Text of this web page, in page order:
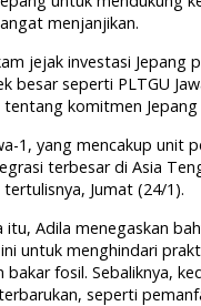
menjanjikan.
jejak investasi
besar seperti PLTGU
komitmen
1, yang mencakup unit
terbesar di Asia
Jumat (24/1).
itu, Adila menegaskan
untuk menghindari
bakar fosil. Sebaliknya,
seperti